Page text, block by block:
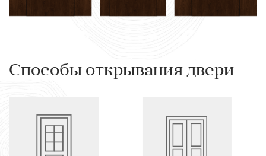
Способы открывания двери